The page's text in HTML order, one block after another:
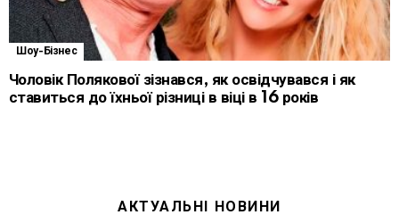
Шоу-Бізнес
Чоловік Полякової зізнався, як освідчувався і як
ставиться до їхньої різниці в віці в 16 років
АКТУАЛЬНІ НОВИНИ